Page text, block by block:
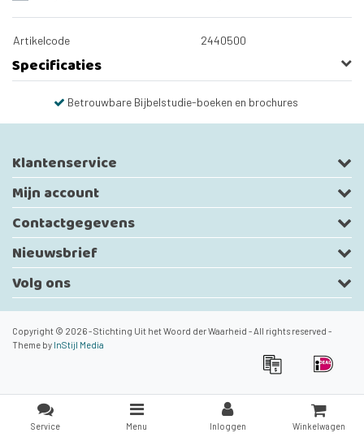
Artikelcode 2440500
Specificaties
Betrouwbare Bijbelstudie-boeken en brochures
Klantenservice
Mijn account
Contactgegevens
Nieuwsbrief
Volg ons
Copyright © 2026 - Stichting Uit het Woord der Waarheid - All rights reserved -
Theme by InStijl Media
Service Menu Inloggen Winkelwagen